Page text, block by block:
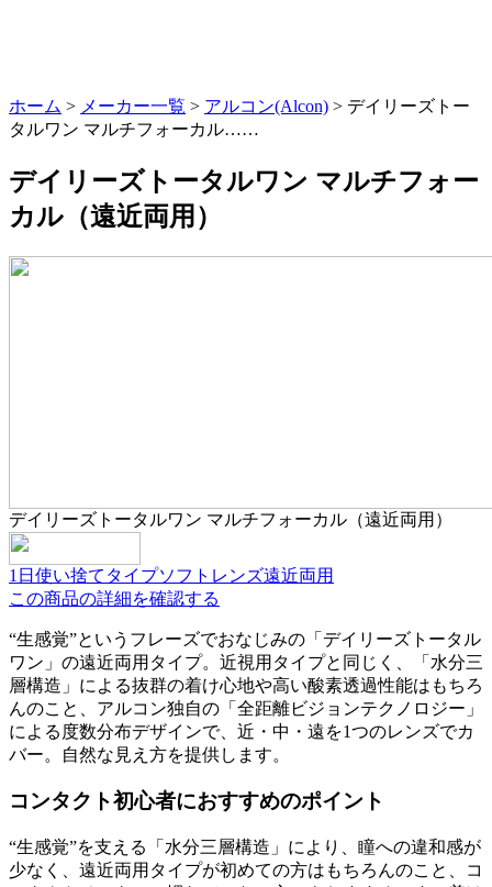
ホーム > メーカー一覧 > アルコン(Alcon) > デイリーズトー
タルワン マルチフォーカル……
デイリーズトータルワン マルチフォー
カル（遠近両用）
デイリーズトータルワン マルチフォーカル（遠近両用）
1日使い捨てタイプソフトレンズ遠近両用
この商品の詳細を確認する
“生感覚”というフレーズでおなじみの「デイリーズトータル
ワン」の遠近両用タイプ。近視用タイプと同じく、「水分三
層構造」による抜群の着け心地や高い酸素透過性能はもちろ
んのこと、アルコン独自の「全距離ビジョンテクノロジー」
による度数分布デザインで、近・中・遠を1つのレンズでカ
バー。自然な見え方を提供します。
コンタクト初心者におすすめのポイント
“生感覚”を支える「水分三層構造」により、瞳への違和感が
少なく、遠近両用タイプが初めての方はもちろんのこと、コ